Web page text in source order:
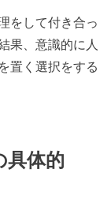
をして付き合っ
果、意識的に人
置く選択をする
具体的